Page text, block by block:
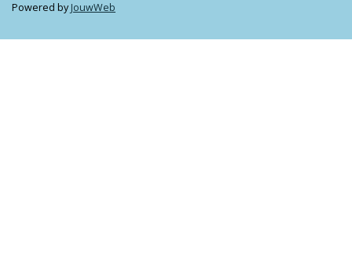
Powered by JouwWeb